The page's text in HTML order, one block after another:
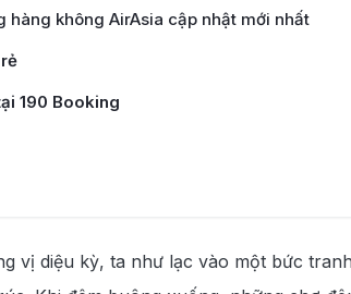
không AirAsia cập nhật mới nhất
190 Booking
vị diệu kỳ, ta như lạc vào một bức